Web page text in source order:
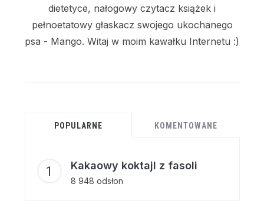
dietetyce, nałogowy czytacz książek i
pełnoetatowy głaskacz swojego ukochanego
psa - Mango. Witaj w moim kawałku Internetu :)
POPULARNE KOMENTOWANE
Kakaowy koktajl z fasoli
8 948 odsłon